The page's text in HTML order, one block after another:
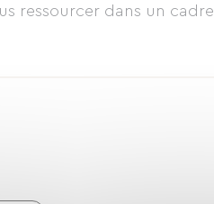
ressourcer dans un cadre